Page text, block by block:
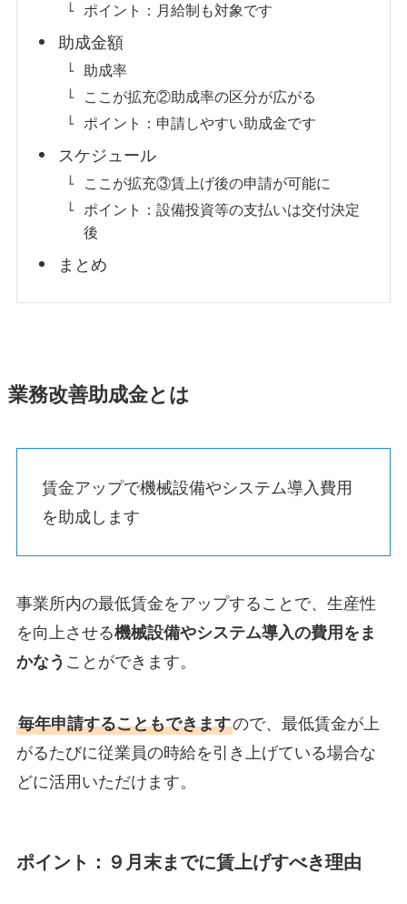
ポイント：月給制も対象です
助成金額
助成率
ここが拡充②助成率の区分が広がる
ポイント：申請しやすい助成金です
スケジュール
ここが拡充③賃上げ後の申請が可能に
ポイント：設備投資等の支払いは交付決定
後
まとめ
業務改善助成金とは
賃金アップで機械設備やシステム導入費用
を助成します
事業所内の最低賃金をアップすることで、生産性
を向上させる機械設備やシステム導入の費用をま
かなう ことができます。
毎年申請することもできますので、最低賃金が上
がるたびに従業員の時給を引き上げている場合な
どに活用いただけます。
ポイント：９月末までに賃上げすべき理由